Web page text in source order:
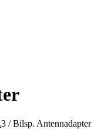
3 / Bilsp. Antennadapter